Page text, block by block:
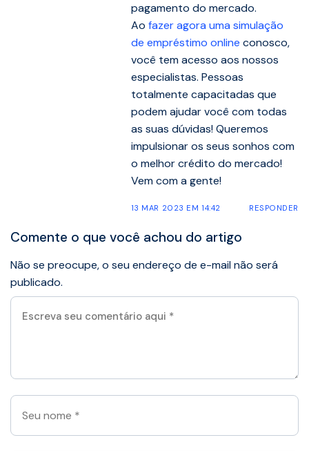
pagamento do mercado.
Ao fazer agora uma simulação
de empréstimo online conosco,
você tem acesso aos nossos
especialistas. Pessoas
totalmente capacitadas que
podem ajudar você com todas
as suas dúvidas! Queremos
impulsionar os seus sonhos com
o melhor crédito do mercado!
Vem com a gente!
13 MAR 2023 EM 14:42 RESPONDER
Comente o que você achou do artigo
Não se preocupe, o seu endereço de e-mail não será
publicado.
Escreva
seu
Seu
nome
*